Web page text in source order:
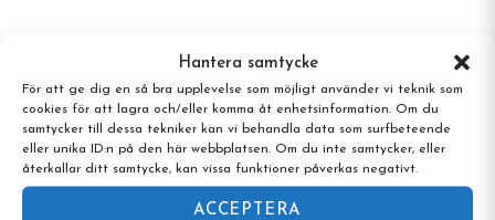
Hantera samtycke
För att ge dig en så bra upplevelse som möjligt använder vi teknik som
cookies för att lagra och/eller komma åt enhetsinformation. Om du
samtycker till dessa tekniker kan vi behandla data som surfbeteende
eller unika ID:n på den här webbplatsen. Om du inte samtycker, eller
återkallar ditt samtycke, kan vissa funktioner påverkas negativt.
ACCEPTERA